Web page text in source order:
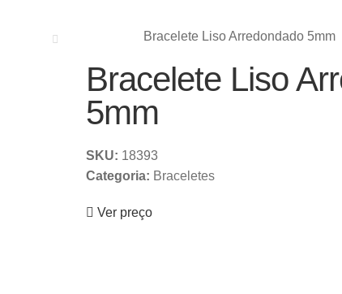
Bracelete Liso Arredondado 5mm
Bracelete Liso
5mm
SKU: 18393
Categoria: Braceletes
Ver preço